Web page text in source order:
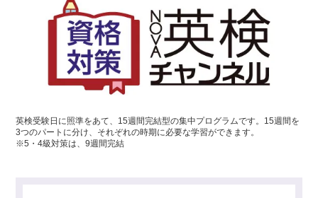
英検受験日に照準をあて、15週間完結型の集中プログラムです。15週間を
3つのパートに分け、それぞれの時期に必要な学習ができます。
※5・4級対策は、9週間完結